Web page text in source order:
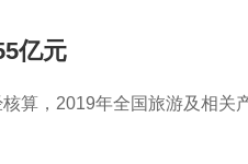
亿元
算，2019年全国旅游及相